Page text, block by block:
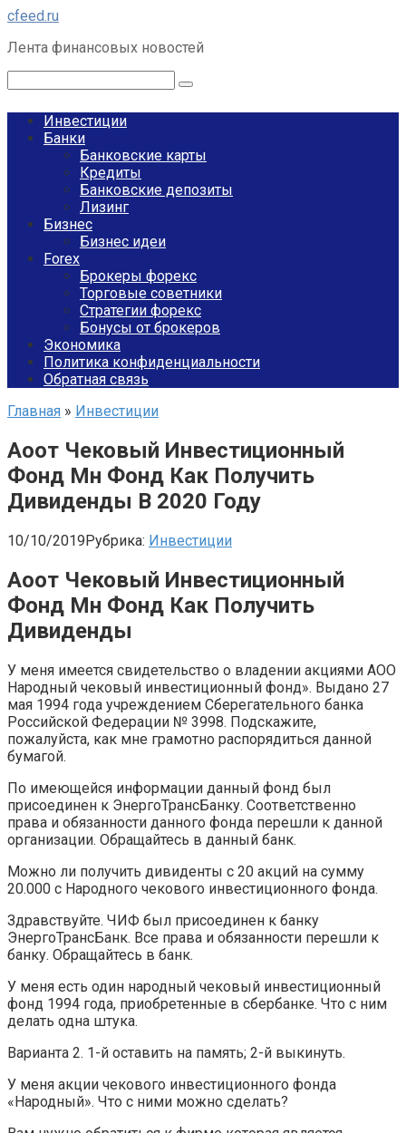
Перейти
контенту
cfeed.ru
Лента финансовых новостей
Инвестиции
Банки
Банковские карты
Кредиты
Банковские депозиты
Лизинг
Бизнес
Бизнес идеи
Forex
Брокеры форекс
Торговые советники
Стратегии форекс
Бонусы от брокеров
Экономика
Политика конфиденциальности
Обратная связь
Главная » Инвестиции
Аоот Чековый Инвестиционный
Фонд Мн Фонд Как Получить
Дивиденды В 2020 Году
10/10/2019Рубрика: Инвестиции
Аоот Чековый Инвестиционный
Фонд Мн Фонд Как Получить
Дивиденды
У меня имеется свидетельство о владении акциями АОО
Народный чековый инвестиционный фонд». Выдано 27
мая 1994 года учреждением Сберегательного банка
Российской Федерации № 3998. Подскажите,
пожалуйста, как мне грамотно распорядиться данной
бумагой.
По имеющейся информации данный фонд был
присоединен к ЭнергоТрансБанку. Соответственно
права и обязанности данного фонда перешли к данной
организации. Обращайтесь в данный банк.
Можно ли получить дивиденты с 20 акций на сумму
20.000 с Народного чекового инвестиционного фонда.
Здравствуйте. ЧИФ был присоединен к банку
ЭнергоТрансБанк. Все права и обязанности перешли к
банку. Обращайтесь в банк.
У меня есть один народный чековый инвестиционный
фонд 1994 года, приобретенные в сбербанке. Что с ним
делать одна штука.
Варианта 2. 1-й оставить на память; 2-й выкинуть.
У меня акции чекового инвестиционного фонда
«Народный». Что с ними можно сделать?